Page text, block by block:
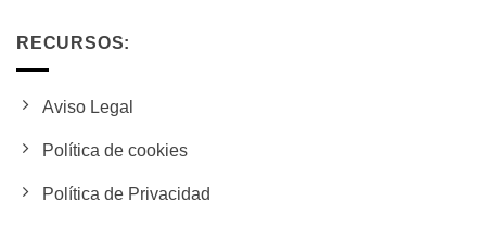
RECURSOS:
Aviso Legal
Política de cookies
Política de Privacidad